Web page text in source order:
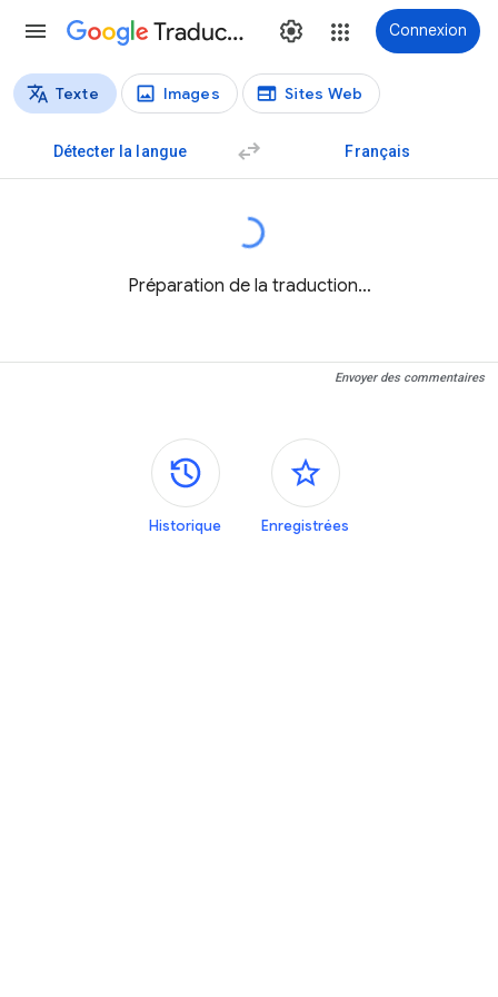
Traduction Connexion
Types de traductions
Texte Images Sites Web
Détecter la langue Français
Préparation de la traduction…
Envoyer des commentaires
Panneaux latéraux
Historique Enregistrées